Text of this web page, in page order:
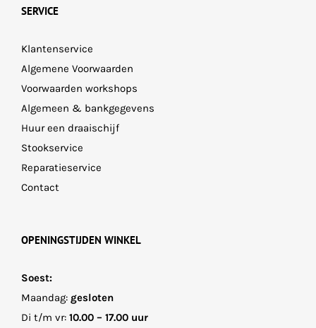
SERVICE
Klantenservice
Algemene Voorwaarden
Voorwaarden workshops
Algemeen & bankgegevens
Huur een draaischijf
Stookservice
Reparatieservice
Contact
OPENINGSTIJDEN WINKEL
Soest:
Maandag: gesloten
Di t/m vr: 10.00 – 17.00 uur